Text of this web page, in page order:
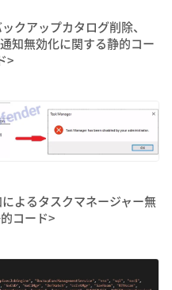
クアップカタログ削除、
知無効化に関する静的コー
>
よるタスクマネージャー無
コード>